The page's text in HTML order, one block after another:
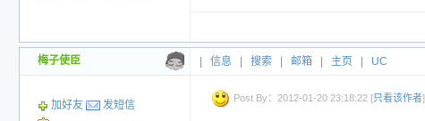
梅子使臣 信息 搜索 邮箱 主页 UC
加好友 发短信
Post By：2012-01-20 23:18:22 [只看该作者]